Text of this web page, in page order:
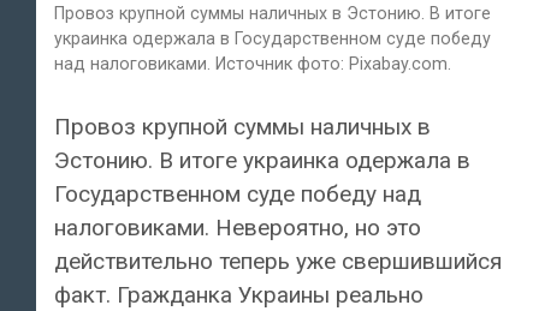
Провоз крупной суммы наличных в Эстонию. В итоге
украинка одержала в Государственном суде победу
над налоговиками. Источник фото: Pixabay.com.
Провоз крупной суммы наличных в
Эстонию. В итоге украинка одержала в
Государственном суде победу над
налоговиками. Невероятно, но это
действительно теперь уже свершившийся
факт. Гражданка Украины реально